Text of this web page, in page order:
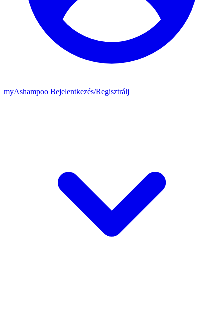
myAshampoo Bejelentkezés/Regisztrálj